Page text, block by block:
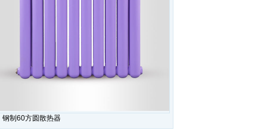
钢制60方圆散热器